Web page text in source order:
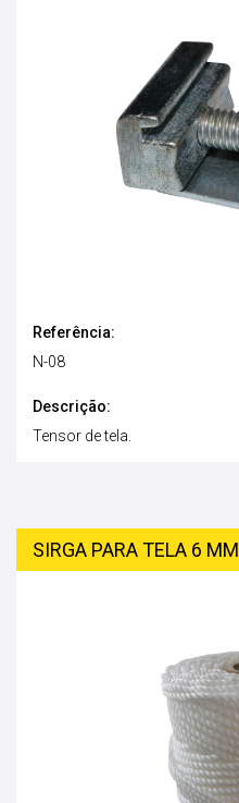
Referência:
N-08
Descrição:
Tensor de tela.
SIRGA PARA TELA 6 MM